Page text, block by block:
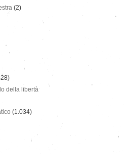
(2)
della libertà
(1.034)